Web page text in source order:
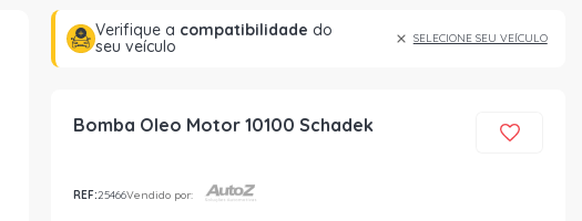
Verifique a compatibilidade do
seu veículo
SELECIONE SEU VEÍCULO
Bomba Oleo Motor 10100 Schadek
REF:25466Vendido por: